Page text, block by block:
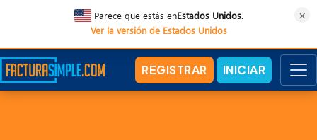
Parece que estás enEstados Unidos.
Ver la versión de Estados Unidos
×
REGISTRAR INICIAR